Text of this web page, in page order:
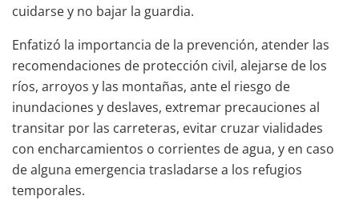
cuidarse y no bajar la guardia.
Enfatizó la importancia de la prevención, atender las
recomendaciones de protección civil, alejarse de los
ríos, arroyos y las montañas, ante el riesgo de
inundaciones y deslaves, extremar precauciones al
transitar por las carreteras, evitar cruzar vialidades
con encharcamientos o corrientes de agua, y en caso
de alguna emergencia trasladarse a los refugios
temporales.